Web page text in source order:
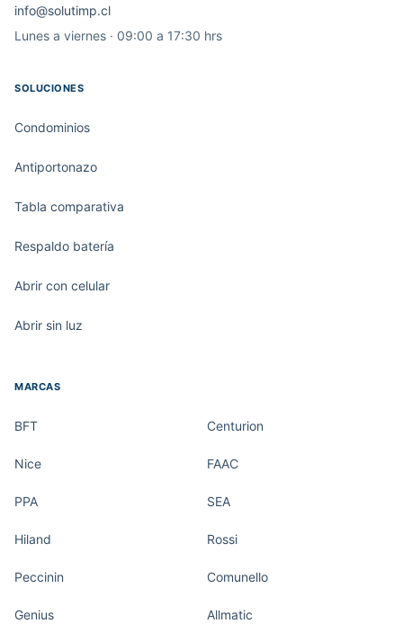
info@solutimp.cl
Lunes a viernes · 09:00 a 17:30 hrs
SOLUCIONES
Condominios
Antiportonazo
Tabla comparativa
Respaldo batería
Abrir con celular
Abrir sin luz
MARCAS
BFT Centurion
Nice FAAC
PPA SEA
Hiland Rossi
Peccinin Comunello
Genius Allmatic